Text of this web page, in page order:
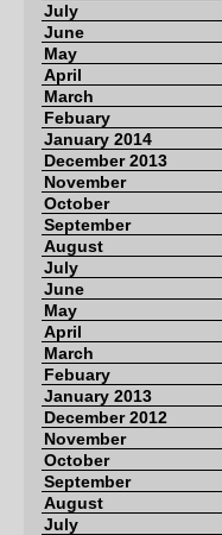
July
June
May
April
March
Febuary
January 2014
December 2013
November
October
September
August
July
June
May
April
March
Febuary
January 2013
December 2012
November
October
September
August
July